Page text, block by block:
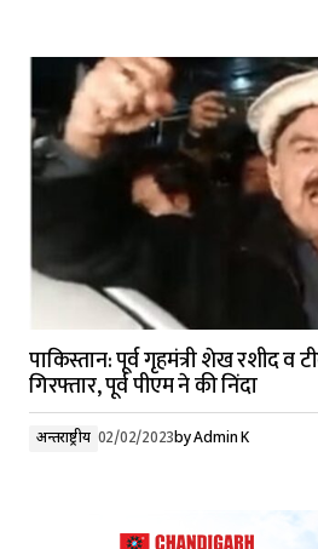
पाकिस्तान: पूर्व गृहमंत्री शेख रशीद व
गिरफ्तार, पूर्व पीएम ने की निंदा
अन्तर्राष्ट्रीय 02/02/2023byAdmin K